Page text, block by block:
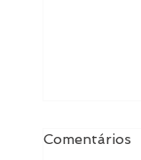
Comentários